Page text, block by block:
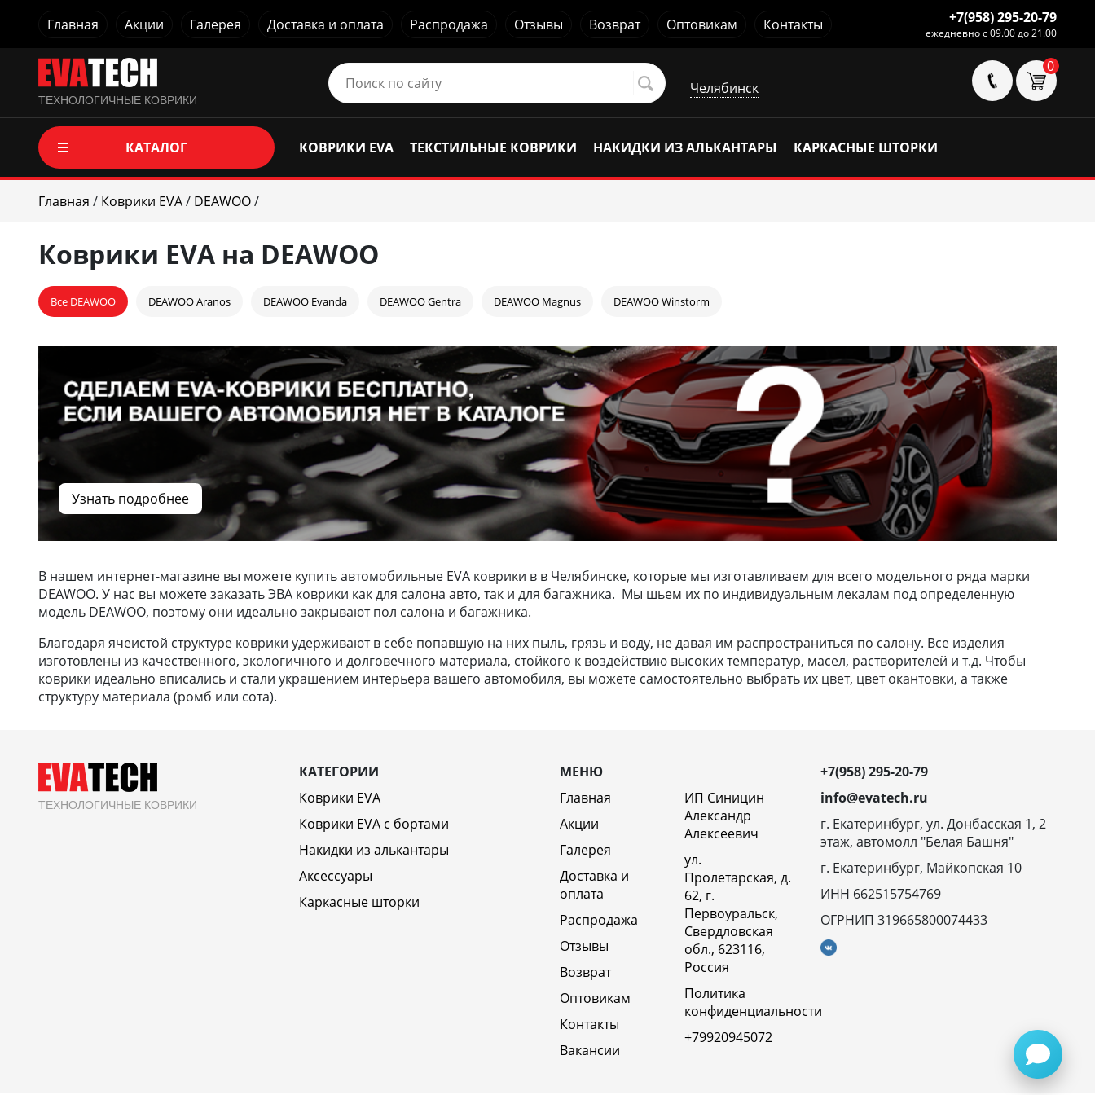
Главная Акции Галерея Доставка и оплата Распродажа Отзывы Возврат Оптовикам Контакты +7(958) 295-20-79
ежедневно с 09.00 до 21.00
ТЕХНОЛОГИЧНЫЕ КОВРИКИ
Челябинск
0
КАТАЛОГ КОВРИКИ EVA ТЕКСТИЛЬНЫЕ КОВРИКИ НАКИДКИ ИЗ АЛЬКАНТАРЫ КАРКАСНЫЕ ШТОРКИ
Главная / Коврики EVA/ DEAWOO/
Коврики EVA на DEAWOO
Все DEAWOO DEAWOO Aranos DEAWOO Evanda DEAWOO Gentra DEAWOO Magnus DEAWOO Winstorm
Узнать подробнее
В нашем интернет-магазине вы можете купить автомобильные EVA коврики в в Челябинске, которые мы изготавливаем для всего модельного ряда марки
DEAWOO. У нас вы можете заказать ЭВА коврики как для салона авто, так и для багажника. Мы шьем их по индивидуальным лекалам под определенную
модель DEAWOO, поэтому они идеально закрывают пол салона и багажника.
Благодаря ячеистой структуре коврики удерживают в себе попавшую на них пыль, грязь и воду, не давая им распространиться по салону. Все изделия
изготовлены из качественного, экологичного и долговечного материала, стойкого к воздействию высоких температур, масел, растворителей и т.д. Чтобы
коврики идеально вписались и стали украшением интерьера вашего автомобиля, вы можете самостоятельно выбрать их цвет, цвет окантовки, а также
структуру материала (ромб или сота).
ТЕХНОЛОГИЧНЫЕ КОВРИКИ
КАТЕГОРИИ
Коврики EVA
Коврики EVA c бортами
Накидки из алькантары
Аксессуары
Каркасные шторки
МЕНЮ
Главная
Акции
Галерея
Доставка и
оплата
Распродажа
Отзывы
Возврат
Оптовикам
Контакты
Вакансии
ИП Синицин
Александр
Алексеевич
ул.
Пролетарская, д.
62, г.
Первоуральск,
Свердловская
обл., 623116,
Россия
Политика
конфиденциальности
+79920945072
+7(958) 295-20-79
info@evatech.ru
г. Екатеринбург, ул. Донбасская 1, 2
этаж, автомолл "Белая Башня"
г. Екатеринбург, Майкопская 10
ИНН 662515754769
ОГРНИП 319665800074433